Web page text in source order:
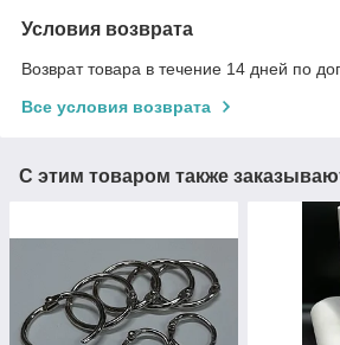
Условия возврата
Возврат товара в течение 14 дней по
Все условия возврата
С этим товаром также